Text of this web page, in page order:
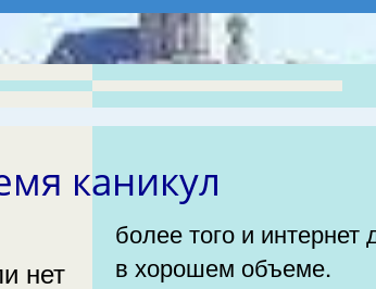
каникул
более того и интернет
в хорошем объеме.